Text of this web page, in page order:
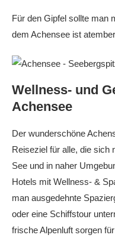
Für den Gipfel sollte man
dem Achensee ist
Wellness- und
Achensee
Der wunderschöne
Reiseziel für alle, die sich
See und in naher
Hotels mit Wellness- &
man ausgedehnte
oder eine Schiffstour
frische Alpenluft sorgen